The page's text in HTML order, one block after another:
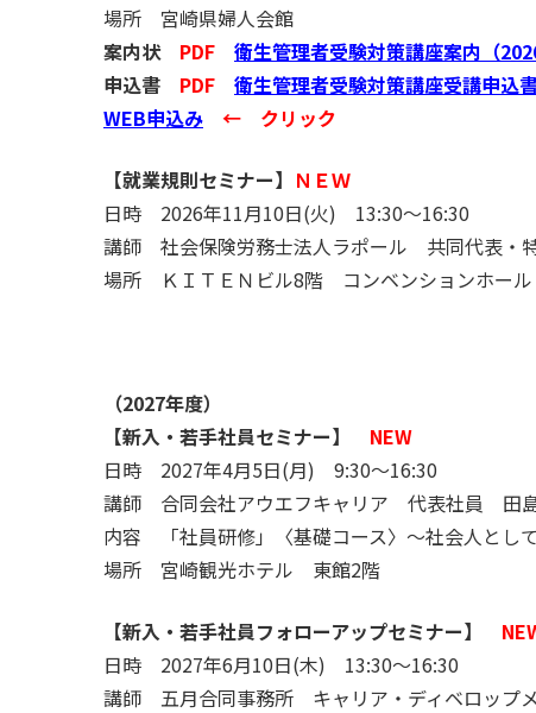
場所 宮崎県婦人会館
案内状 PDF
衛生管理者受験対策講座案内（
申込書 PDF
衛生管理者受験対策講座受講申込
WEB申込み
← クリック
【就業規則セミナー】 ＮＥＷ
日時 2026年11月10日(火) 13:30～16:30
講師 社会保険労務士法人ラポール 共同代表
場所 ＫＩＴＥＮビル8階 コンベンションホール
（2027年度）
【新入・若手社員セミナー】 NEW
日時 2027年4月5日(月) 9:30～16:30
講師 合同会社アウエフキャリア 代表社員
内容 「社員研修」〈基礎コース〉～社会人とし
場所 宮崎観光ホテル 東館2階
【新入・若手社員フォローアップセミナー】
日時 2027年6月10日(木) 13:30～16:30
講師 五月合同事務所 キャリア・ディベロッ